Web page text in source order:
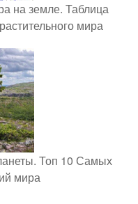
на земле. Таблица
мира
Топ 10 Самых
мира